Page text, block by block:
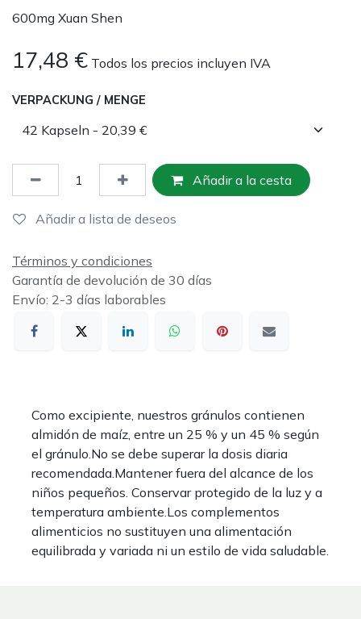
600mg Xuan Shen
17,48 € Todos los precios incluyen IVA
VERPACKUNG / MENGE
Añadir a la cesta
Añadir a lista de deseos
Términos y condiciones
Garantía de devolución de 30 días
Envío: 2-3 días laborables
Como excipiente, nuestros gránulos contienen
almidón de maíz, entre un 25 % y un 45 % según
el gránulo.No se debe superar la dosis diaria
recomendada.Mantener fuera del alcance de los
niños pequeños. Conservar protegido de la luz y a
temperatura ambiente.Los complementos
alimenticios no sustituyen una alimentación
equilibrada y variada ni un estilo de vida saludable.